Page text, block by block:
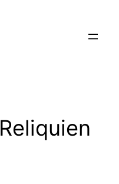
Reliquien